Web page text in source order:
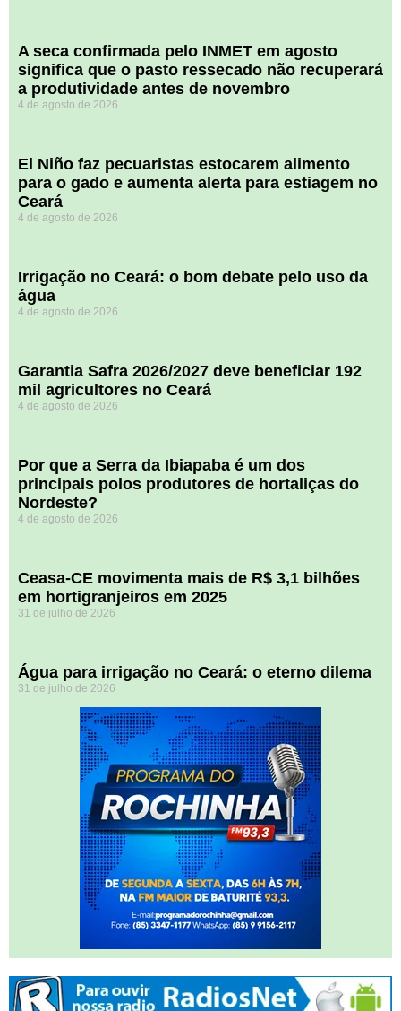
A seca confirmada pelo INMET em agosto
significa que o pasto ressecado não recuperará
a produtividade antes de novembro
4 de agosto de 2026
El Niño faz pecuaristas estocarem alimento
para o gado e aumenta alerta para estiagem no
Ceará
4 de agosto de 2026
Irrigação no Ceará: o bom debate pelo uso da
água
4 de agosto de 2026
Garantia Safra 2026/2027 deve beneficiar 192
mil agricultores no Ceará
4 de agosto de 2026
Por que a Serra da Ibiapaba é um dos
principais polos produtores de hortaliças do
Nordeste?
4 de agosto de 2026
Ceasa-CE movimenta mais de R$ 3,1 bilhões
em hortigranjeiros em 2025
31 de julho de 2026
Água para irrigação no Ceará: o eterno dilema
31 de julho de 2026